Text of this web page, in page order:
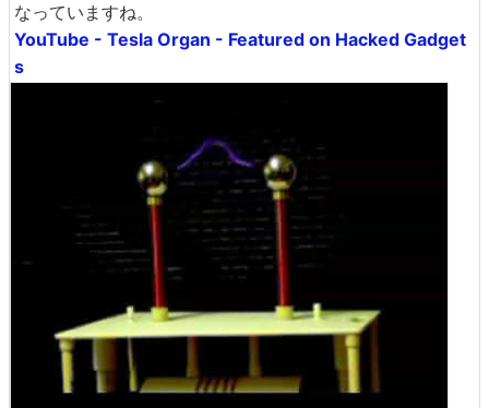
なっていますね。
YouTube - Tesla Organ - Featured on Hacked Gadget
s